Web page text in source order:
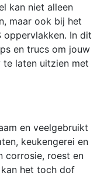
kan niet alleen
maar ook bij het
oppervlakken. In dit
en trucs om jouw
te laten uitzien met
en veelgebruikt
keukengerei en
corrosie, roest en
het toch dof